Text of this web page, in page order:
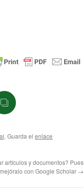
. Guarda el enlace
artículos y documentos? Pues
mejóralo con Google Scholar →